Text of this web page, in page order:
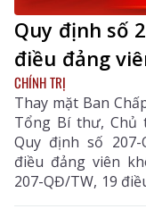
Quy định số
điều đảng
CHÍNH TRỊ
Thay mặt Ban
Tổng Bí thư, Chủ
Quy định số 207-
điều đảng viên
207-QĐ/TW, 19